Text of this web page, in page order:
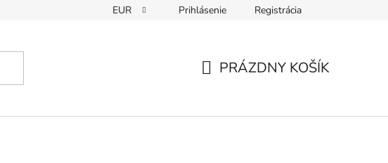
EUR Prihlásenie Registrácia
KOŠÍK
PRÁZDNY KOŠÍK